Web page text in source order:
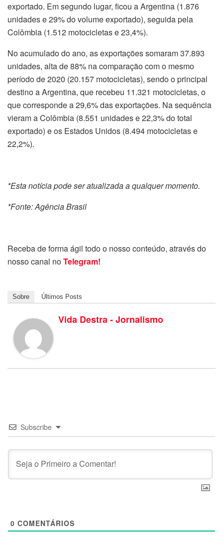
exportado. Em segundo lugar, ficou a Argentina (1.876
unidades e 29% do volume exportado), seguida pela
Colômbia (1.512 motocicletas e 23,4%).
No acumulado do ano, as exportações somaram 37.893
unidades, alta de 88% na comparação com o mesmo
período de 2020 (20.157 motocicletas), sendo o principal
destino a Argentina, que recebeu 11.321 motocicletas, o
que corresponde a 29,6% das exportações. Na sequência
vieram a Colômbia (8.551 unidades e 22,3% do total
exportado) e os Estados Unidos (8.494 motocicletas e
22,2%).
*Esta notícia pode ser atualizada a qualquer momento.
*Fonte: Agência Brasil
Receba de forma ágil todo o nosso conteúdo, através do
nosso canal noTelegram!
Sobre Últimos Posts
Vida Destra - Jornalismo
Subscribe
0 COMENTÁRIOS